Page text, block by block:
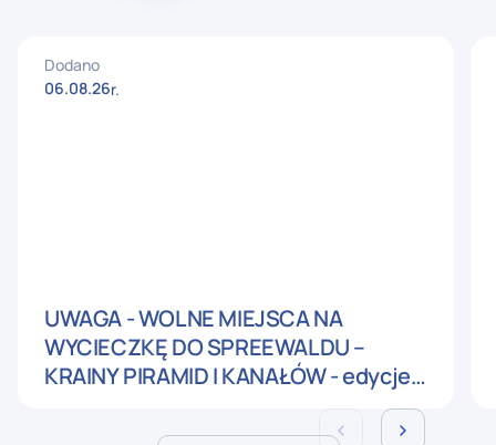
Dodano
06.08.26r.
UWAGA - WOLNE MIEJSCA NA
WYCIECZKĘ DO SPREEWALDU –
KRAINY PIRAMID I KANAŁÓW - edycje